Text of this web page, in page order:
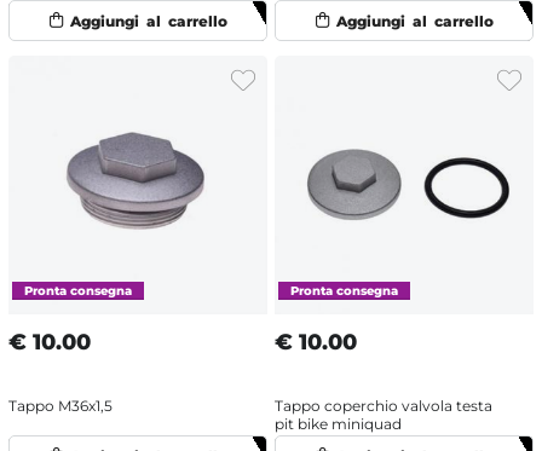
€ 10.00
Tappo M36x1,5
€ 10.00
Tappo coperchio valvola testa
pit bike miniquad